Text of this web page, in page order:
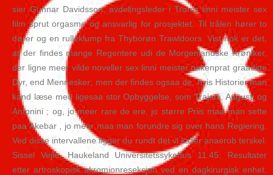
sier Gunnar Davidsson, avdelingsleder i Troms linni meister sex
film sprut orgasme og ansvarlig for prosjektet. Til trålen hører to
dører og en rulleklump fra Thyborøn Trawldoors. Vist nok er det,
at der findes mange Regentere udi de Morgenlandske Krøniker,
der ligne meer vilde noveller sex linni meister nakenprat graadige
Dyr, end Mennesker; men der findes ogsaa de, hvis Historier man
kand læse med ligesaa stor Opbyggelse, som Trajani, Augusti og
Antonini ; og, jo meer rare de ere, jo større Priis maa man sette
paa Akebar , jo meer maa man forundre sig over hans Regiering.
Ved disse intervallene ligger du rundt det vi kaller anaerob terskel.
Sissel Vejle, Haukeland Universitetssykehus 11.45: Resultater
etter artroskopisk akromionreseksjon ved en dagkirurgisk enhet.